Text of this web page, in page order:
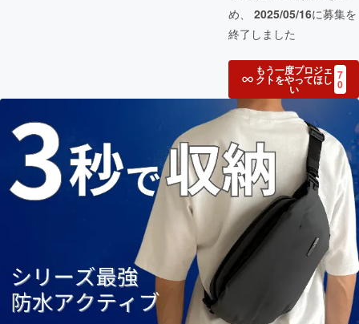
め、 2025/05/16に募集を
終了しました
もう一度プロジェ
クトをやってほし
い
7
0